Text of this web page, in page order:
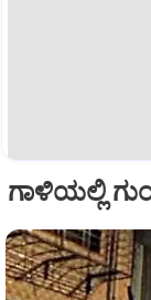
ಗಾಳಿಯಲ್ಲಿ